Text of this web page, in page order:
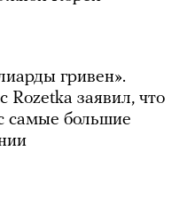
гривен».
Rozetka заявил, что
самые большие